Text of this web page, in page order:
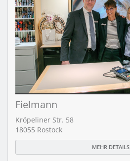
Fielmann
Kröpeliner Str. 58
18055 Rostock
MEHR DETAILS